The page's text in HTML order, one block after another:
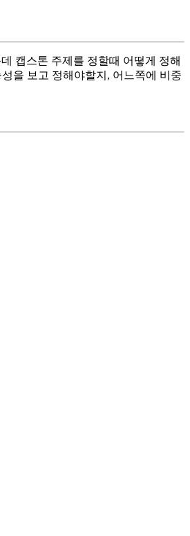
캡스톤 주제를 정할때 어떻게 정해
을 보고 정해야할지, 어느쪽에 비중